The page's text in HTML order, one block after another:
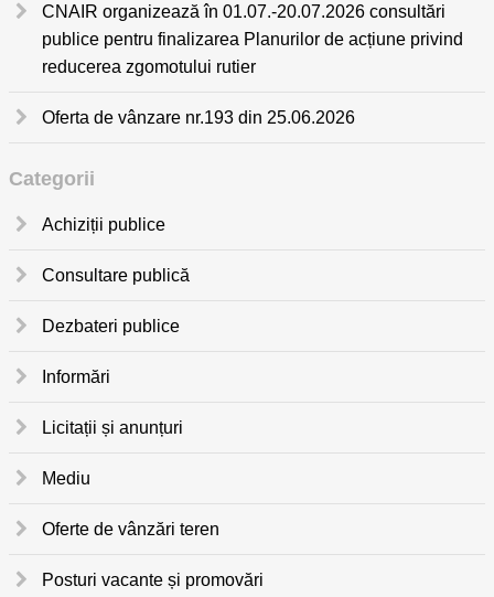
CNAIR organizează în 01.07.-20.07.2026 consultări
publice pentru finalizarea Planurilor de acțiune privind
reducerea zgomotului rutier
Oferta de vânzare nr.193 din 25.06.2026
Categorii
Achiziții publice
Consultare publică
Dezbateri publice
Informări
Licitații și anunțuri
Mediu
Oferte de vânzări teren
Posturi vacante și promovări